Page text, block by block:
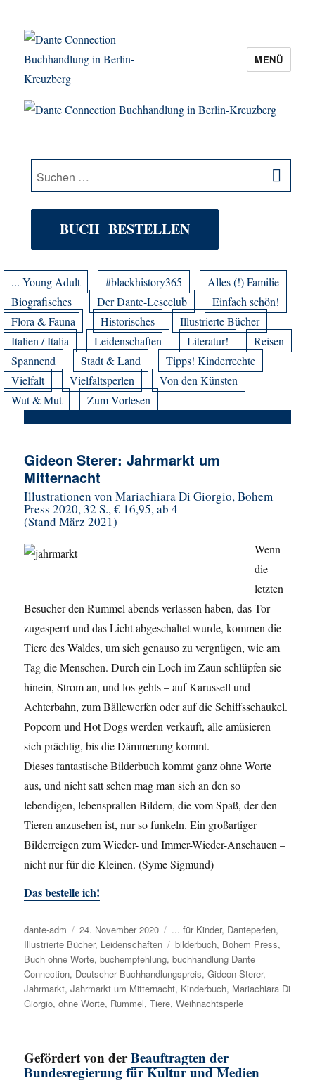
Dante Connection Buchhandlung in
MENÜ
Suche
nach:
BUCH BESTELLEN
... Young Adult #blackhistory365
Alles (!) Familie
Biografisches
Der Dante-Leseclub
Einfach schön!
Flora & Fauna
Historisches
Illustrierte Bücher
Italien / Italia
Leidenschaften Literatur!
Reisen
Spannend
Stadt & Land
Tipps! Kinderrechte
Vielfalt
Vielfaltsperlen
Von den Künsten
Wut & Mut
Zum Vorlesen
Gideon Sterer: Jahrmarkt um
Mitternacht
Illustrationen von Mariachiara Di Giorgio, Bohem
Press 2020, 32 S., € 16,95, ab 4
(Stand März 2021)
Wenn
die
letzten
Besucher den Rummel abends verlassen haben, das Tor
zugesperrt und das Licht abgeschaltet wurde, kommen die
Tiere des Waldes, um sich genauso zu vergnügen, wie am
Tag die Menschen. Durch ein Loch im Zaun schlüpfen sie
hinein, Strom an, und los gehts – auf Karussell und
Achterbahn, zum Bällewerfen oder auf die Schiffsschaukel.
Popcorn und Hot Dogs werden verkauft, alle amüsieren
sich prächtig, bis die Dämmerung kommt.
Dieses fantastische Bilderbuch kommt ganz ohne Worte
aus, und nicht satt sehen mag man sich an den so
lebendigen, lebensprallen Bildern, die vom Spaß, der den
Tieren anzusehen ist, nur so funkeln. Ein großartiger
Bilderreigen zum Wieder- und Immer-Wieder-Anschauen –
nicht nur für die Kleinen. (Syme Sigmund)
Das bestelle ich!
Autor
dante-adm
Veröffentlicht
am
24. November 2020 Kategorien
... für Kinder, Danteperlen,
Illustrierte Bücher, Leidenschaften Schlagwörter
bilderbuch, Bohem Press,
Buch ohne Worte,buchempfehlung,buchhandlung Dante
Connection, Deutscher Buchhandlungspreis,Gideon Sterer,
Jahrmarkt,Jahrmarkt um Mitternacht, Kinderbuch, Mariachiara Di
Giorgio,ohne Worte, Rummel,Tiere,Weihnachtsperle
Gefördert von derBeauftragten der
Bundesregierung für Kultur und Medien